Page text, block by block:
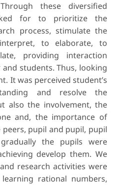
these diversified
for to prioritize the
process, stimulate the
to elaborate, to
providing interaction
students. Thus, looking
It was perceived student’s
and resolve the
also the involvement, the
and, the importance of
pupil and pupil, pupil
the pupils were
develop them. We
research activities were
rational numbers,